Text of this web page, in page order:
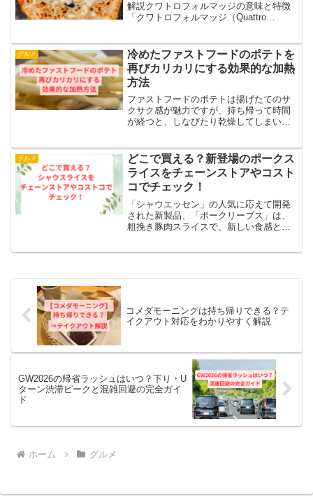
解説クワトロフォルマッジの意味と特徴
「クワトロフォルマッジ（Quattro
す。チーズ好きにはたまらない一品で、
モッツァレ...
グルメ
冷めたファストフードのポテトを
再びカリカリにする効果的な加熱
方法
ファストフードのポテトは揚げたてのサ
クサク感が魅力ですが、持ち帰って時間
が経つと、しなびたり乾燥してしまいが
潰れてしまった…」こんな経験はありま
せんか？しかし、心配はい...
グルメ
どこで買える？新登場のポークス
ライスをチェーンストアやコスト
コでチェック！
「シャウエッセン」の人気に応えて開発
された新製品、「ポークリーブス」は、
粗挽き豚肉スライスで、新しい食感と味
コメダモーニングは持ち帰りできる？テ
イクアウト対応をわかりやすく解説
GW2026の帰省ラッシュはいつ？下り・U
ターン渋滞ピークと混雑回避の完全ガイ
ド
ホーム グルメ